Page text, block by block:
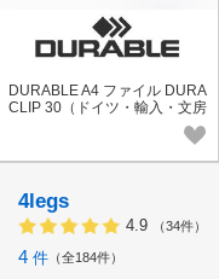
DURABLE A4 ファイル DURA
CLIP 30（ドイツ・輸入・文房
4legs
4.9 （34件）
4 件 全184件